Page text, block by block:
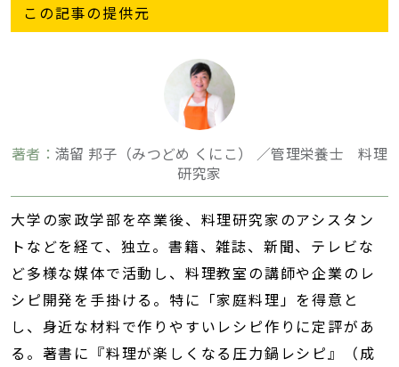
この記事の提供元
著者：満留 邦子（みつどめ くにこ） ／管理栄養士 料理
研究家
大学の家政学部を卒業後、料理研究家のアシスタン
トなどを経て、独立。書籍、雑誌、新聞、テレビな
ど多様な媒体で活動し、料理教室の講師や企業のレ
シピ開発を手掛ける。特に「家庭料理」を得意と
し、身近な材料で作りやすいレシピ作りに定評があ
る。著書に『料理が楽しくなる圧力鍋レシピ』（成